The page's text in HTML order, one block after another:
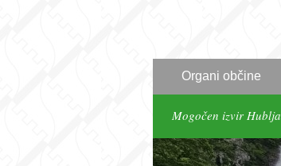
Organi občine
Mogočen izvir Hublja